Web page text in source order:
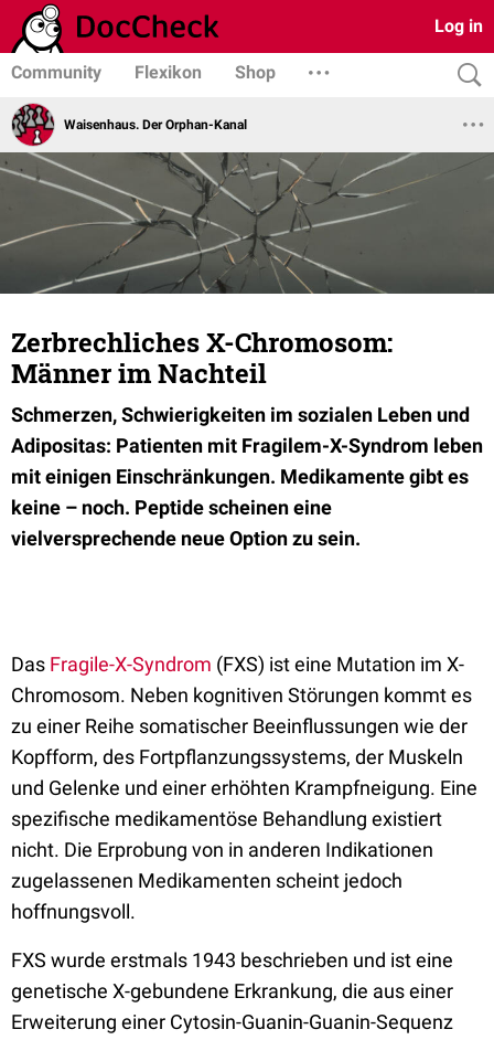
Log in
Community Flexikon Shop
Waisenhaus. Der Orphan-Kanal
Zerbrechliches X-Chromosom:
Männer im Nachteil
Schmerzen, Schwierigkeiten im sozialen Leben und
Adipositas: Patienten mit Fragilem-X-Syndrom leben
mit einigen Einschränkungen. Medikamente gibt es
keine – noch. Peptide scheinen eine
vielversprechende neue Option zu sein.
Das Fragile-X-Syndrom (FXS) ist eine Mutation im X-
Chromosom. Neben kognitiven Störungen kommt es
zu einer Reihe somatischer Beeinflussungen wie der
Kopfform, des Fortpflanzungssystems, der Muskeln
und Gelenke und einer erhöhten Krampfneigung. Eine
spezifische medikamentöse Behandlung existiert
nicht. Die Erprobung von in anderen Indikationen
zugelassenen Medikamenten scheint jedoch
hoffnungsvoll.
FXS wurde erstmals 1943 beschrieben und ist eine
genetische X-gebundene Erkrankung, die aus einer
Erweiterung einer Cytosin-Guanin-Guanin-Sequenz